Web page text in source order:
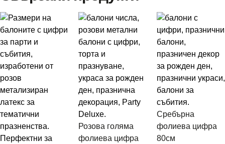
Розова голяма
фолиева цифра
Сребърна
фолиева цифра
80см